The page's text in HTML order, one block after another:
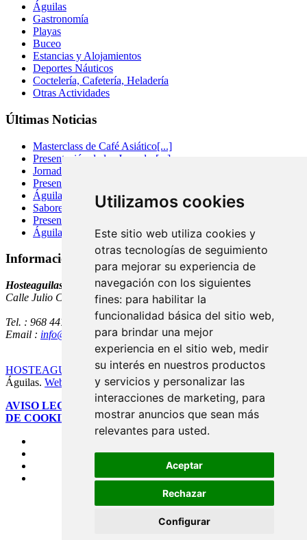
Utilizamos cookies
Este sitio web utiliza cookies y
otras tecnologías de seguimiento
para mejorar su experiencia de
navegación con los siguientes
fines: para habilitar la
funcionalidad básica del sitio web,
para brindar una mejor
experiencia en el sitio web, medir
su interés en nuestros productos
y servicios y personalizar las
interacciones de marketing, para
mostrar anuncios que sean más
relevantes para usted.
Aceptar
Rechazar
Configurar
Águilas
Gastronomía
Playas
Buceo
Estancias y Alojamientos
Deportes Náuticos
Coctelería, Cafetería, Heladería
Otras Actividades
Últimas Noticias
Masterclass de Café Asiático[...]
Presentación de las Jornadas[...]
Jornada de Visita a[...]
Presentación de la Ruta[...]
Águilas se prepara para[...]
Sabores del Mar: visita[...]
Presentación de las I[...]
Águilas de Tapas 2022[...]
Información:
Hosteaguilas.
Calle Julio Castelo, Nº 8 Local 3 Bajo, Edificio Alameda
Tel. : 968 447 696
Email : info@hosteaguilas.com
HOSTEAGUILAS
- Asociación de Hostelería y Turismo de
Águilas. Web diseñada por Leovinci Consulting
AVISO LEGAL
POLÍTICA DE PRIVACIDAD-POLÍTICA
DE COOKIES
PREFERENCIAS DE COOKIES